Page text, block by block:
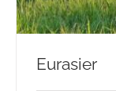
Eurasier